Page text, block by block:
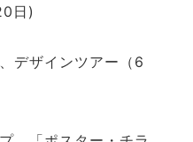
日)
デザインツアー（6